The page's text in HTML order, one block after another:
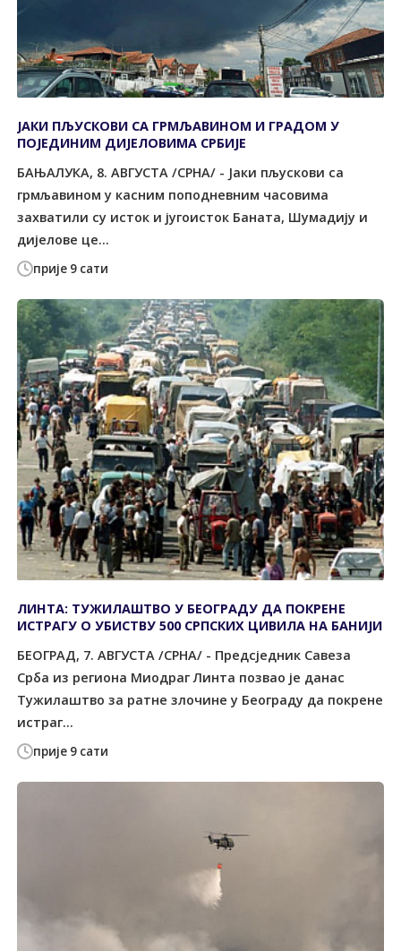
прије 9 сати
ЈАКИ ПЉУСКОВИ СА ГРМЉАВИНОМ И ГРАДОМ У
ПОЈЕДИНИМ ДИЈЕЛОВИМА СРБИЈЕ
БАЊАЛУКА, 8. АВГУСТА /СРНА/ - Јаки пљускови са
грмљавином у касним поподневним часовима
захватили су исток и југоисток Баната, Шумадију и
дијелове це...
прије 9 сати
ЛИНТА: ТУЖИЛАШТВО У БЕОГРАДУ ДА ПОКРЕНЕ
ИСТРАГУ О УБИСТВУ 500 СРПСКИХ ЦИВИЛА НА БАНИЈИ
БЕОГРАД, 7. АВГУСТА /СРНА/ - Предсједник Савеза
Срба из региона Миодраг Линта позвао је данас
Тужилаштво за ратне злочине у Београду да покрене
истраг...